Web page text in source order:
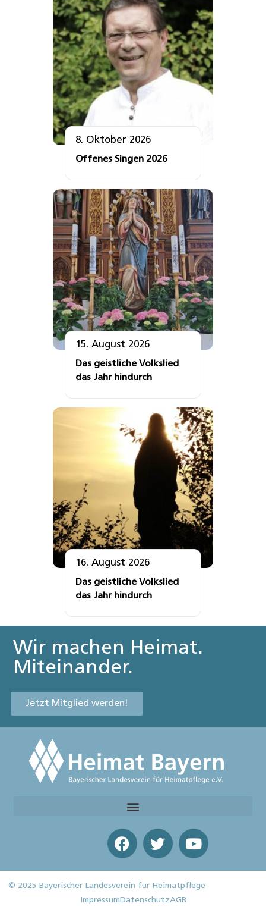
8. Oktober 2026
Offenes Singen 2026
15. August 2026
Das geistliche Volkslied
das Jahr hindurch
16. August 2026
Das geistliche Volkslied
das Jahr hindurch
Wir machen Heimat.
Miteinander.
Jetzt Mitglied werden!
© 2025 Bayerischer Landesverein für Heimatpflege
ImpressumDatenschutzAGB